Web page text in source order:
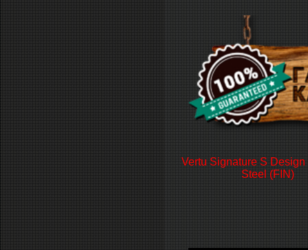
Vertu Signature S
Steel (FIN)